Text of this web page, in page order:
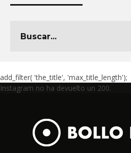
add_filter( 'the_title', 'max_title_length');
Instagram no ha devuelto un 200.